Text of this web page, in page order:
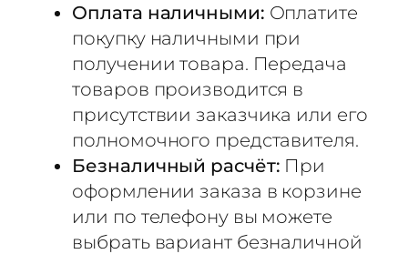
Оплата наличными: Оплатите
покупку наличными при
получении товара. Передача
товаров производится в
присутствии заказчика или его
полномочного представителя.
Безналичный расчёт: При
оформлении заказа в корзине
или по телефону вы можете
выбрать вариант безналичной